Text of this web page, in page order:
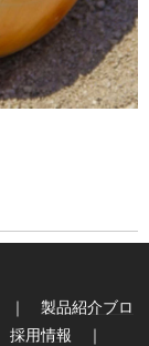
｜ 製品紹介ブロ
採用情報 ｜